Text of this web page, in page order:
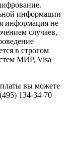
информации
информация не
случаев,
в строгом
МИР, Visa
вы можете
134-34-70